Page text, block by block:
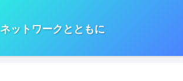
ネットワークとともに